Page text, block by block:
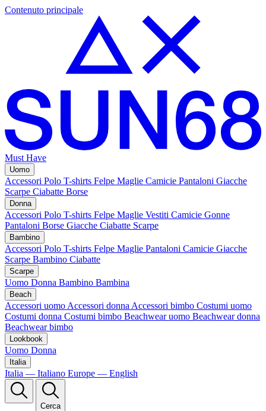
Contenuto principale
Must Have
Uomo
Accessori Polo T-shirts Felpe Maglie Camicie Pantaloni Giacche
Scarpe Ciabatte Borse
Donna
Accessori Polo T-shirts Felpe Maglie Vestiti Camicie Gonne
Pantaloni Borse Giacche Ciabatte Scarpe
Bambino
Accessori Polo T-shirts Felpe Maglie Pantaloni Camicie Giacche
Scarpe Bambino Ciabatte
Scarpe
Uomo Donna Bambino Bambina
Beach
Accessori uomo Accessori donna Accessori bimbo Costumi uomo
Costumi donna Costumi bimbo Beachwear uomo Beachwear donna
Beachwear bimbo
Lookbook
Uomo Donna
Italia
Italia — Italiano Europe — English
Cerca